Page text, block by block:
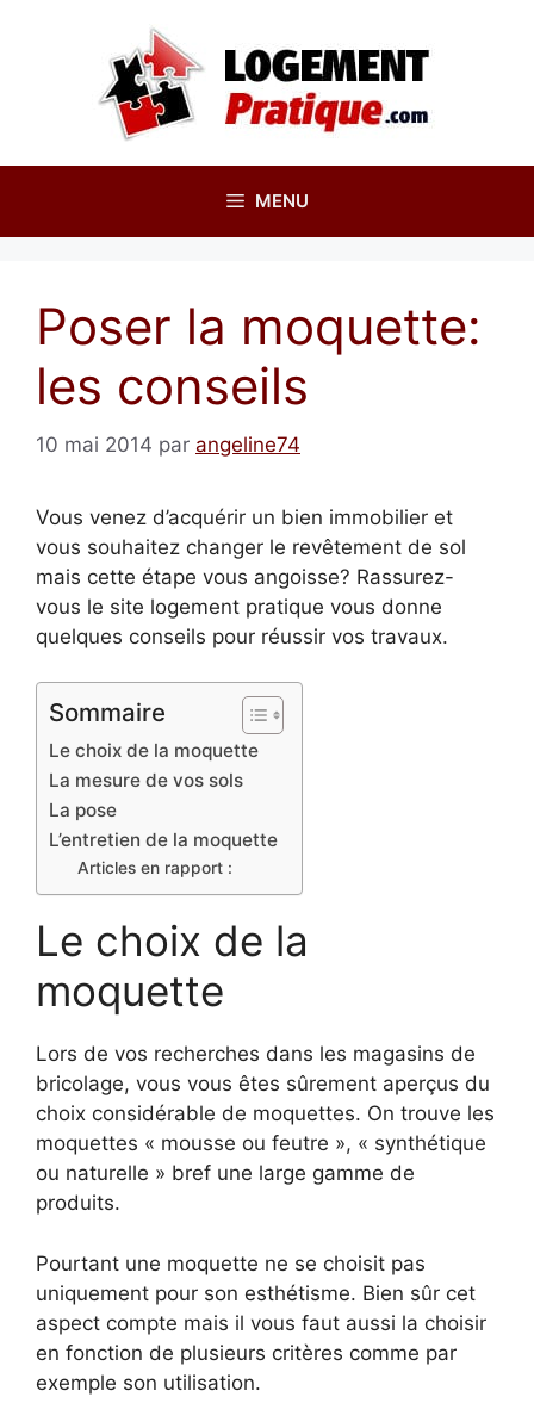
MENU
Poser la moquette:
les conseils
10 mai 2014 par angeline74
Vous venez d’acquérir un bien immobilier et
vous souhaitez changer le revêtement de sol
mais cette étape vous angoisse? Rassurez-
vous le site logement pratique vous donne
quelques conseils pour réussir vos travaux.
Sommaire
Le choix de la moquette
La mesure de vos sols
La pose
L’entretien de la moquette
Articles en rapport :
Le choix de la
moquette
Lors de vos recherches dans les magasins de
bricolage, vous vous êtes sûrement aperçus du
choix considérable de moquettes. On trouve les
moquettes « mousse ou feutre », « synthétique
ou naturelle » bref une large gamme de
produits.
Pourtant une moquette ne se choisit pas
uniquement pour son esthétisme. Bien sûr cet
aspect compte mais il vous faut aussi la choisir
en fonction de plusieurs critères comme par
exemple son utilisation.